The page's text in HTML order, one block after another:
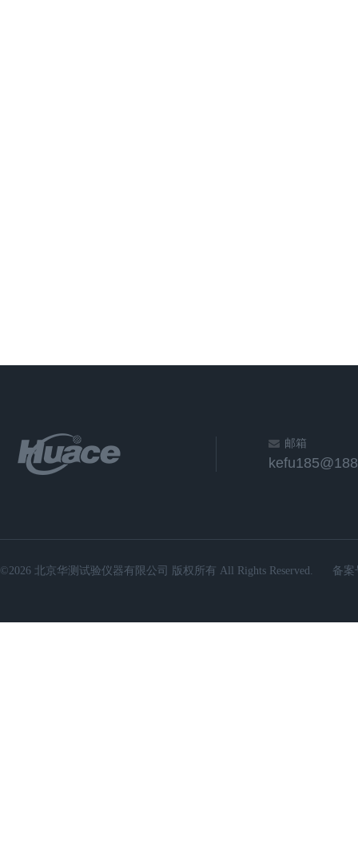
邮箱
©2026 北京华测试验仪器有限公司 版权所有 All Rights Reserved. 备案